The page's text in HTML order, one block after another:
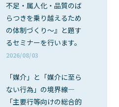
不足・属人化・品質のば
らつきを乗り越えるため
の体制づくり～』と題す
るセミナーを行います。
2026/08/03
「媒介」と「媒介に至ら
ない行為」の境界線―
「主要行等向けの総合的